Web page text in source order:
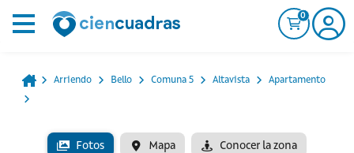
0
Arriendo Bello Comuna 5 Altavista Apartamento
Fotos Mapa Conocer la zona